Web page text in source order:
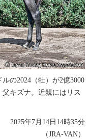
の2024（牡）が2億3000
キズナ。近親にはリス
2025年7月14日14時35分
（JRA-VAN）